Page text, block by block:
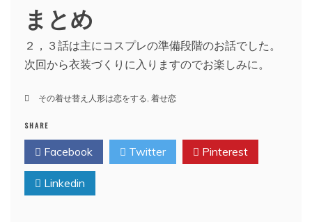
まとめ
２，３話は主にコスプレの準備段階のお話でした。
次回から衣装づくりに入りますのでお楽しみに。
その着せ替え人形は恋をする, 着せ恋
SHARE
Facebook Twitter Pinterest
Linkedin